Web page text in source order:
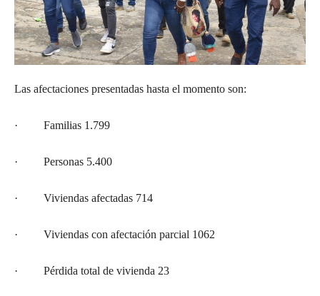
Las afectaciones presentadas hasta el momento son:
· Familias 1.799
· Personas 5.400
· Viviendas afectadas 714
· Viviendas con afectación parcial 1062
· Pérdida total de vivienda 23